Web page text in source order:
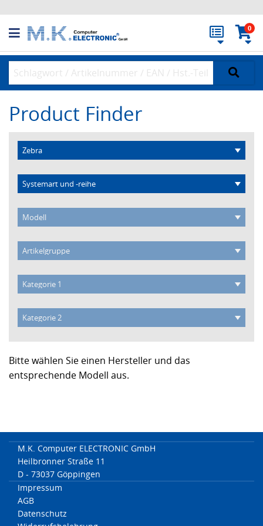
0
Product Finder
Bitte wählen Sie einen Hersteller und das
entsprechende Modell aus.
M.K. Computer ELECTRONIC GmbH
Heilbronner Straße 11
D - 73037 Göppingen
Impressum
AGB
Datenschutz